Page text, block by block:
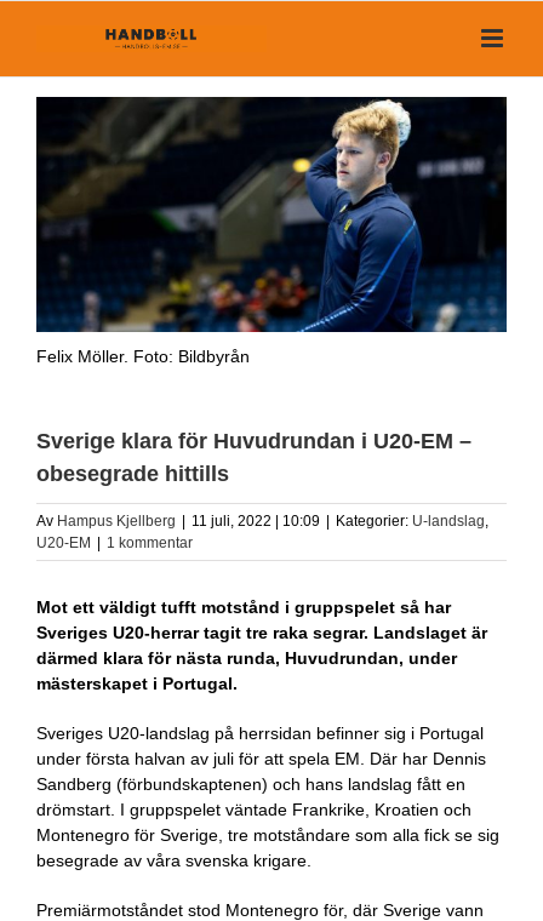
Felix Möller. Foto: Bildbyrån
Sverige klara för Huvudrundan i U20-EM –
obesegrade hittills
Av Hampus Kjellberg | 11 juli, 2022 | 10:09 | Kategorier: U-landslag
U20-EM | 1 kommentar
Mot ett väldigt tufft motstånd i gruppspelet så har
Sveriges U20-herrar tagit tre raka segrar. Landslaget är
därmed klara för nästa runda, Huvudrundan, under
mästerskapet i Portugal.
Sveriges U20-landslag på herrsidan befinner sig i Portugal
under första halvan av juli för att spela EM. Där har Dennis
Sandberg (förbundskaptenen) och hans landslag fått en
drömstart. I gruppspelet väntade Frankrike, Kroatien och
Montenegro för Sverige, tre motståndare som alla fick se sig
besegrade av våra svenska krigare.
Premiärmotståndet stod Montenegro för, där Sverige vann